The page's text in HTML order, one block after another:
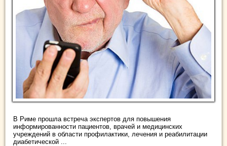
В Риме прошла встреча экспертов для повышения
информированности пациентов, врачей и медицинских
учреждений в области профилактики, лечения и реабилитации
диабетической ...